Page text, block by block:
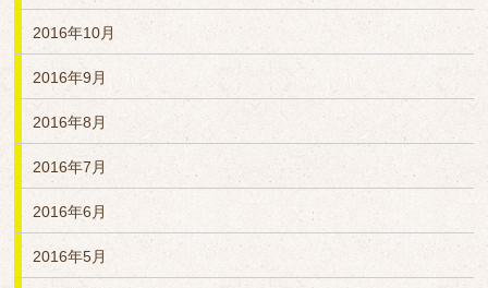
2016年10月
2016年9月
2016年8月
2016年7月
2016年6月
2016年5月